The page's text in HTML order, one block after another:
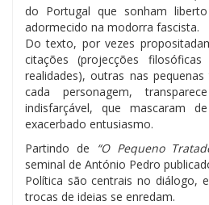
do Portugal que sonham
adormecido na modorra fascista.
Do texto, por vezes
citações (projecções
realidades), outras nas
cada personagem,
indisfarçável, que mascaram de
exacerbado entusiasmo.
Partindo de
“O Pequeno
seminal de António Pedro
Política são centrais no diálogo,
trocas de ideias se enredam.